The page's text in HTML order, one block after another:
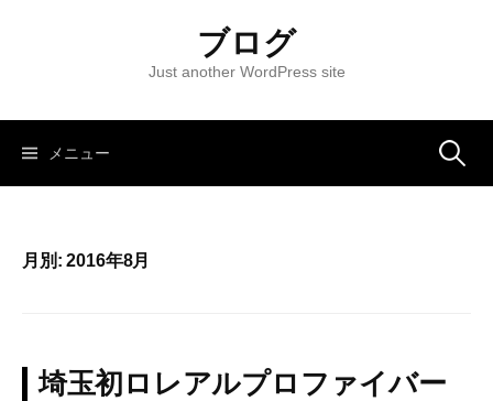
ツ
ブログ
Just another WordPress site
メニュー 検
月別: 2016年8月
埼玉初ロレアルプロファイバー